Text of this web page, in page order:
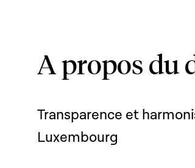
A propos du
Transparence et
Luxembourg